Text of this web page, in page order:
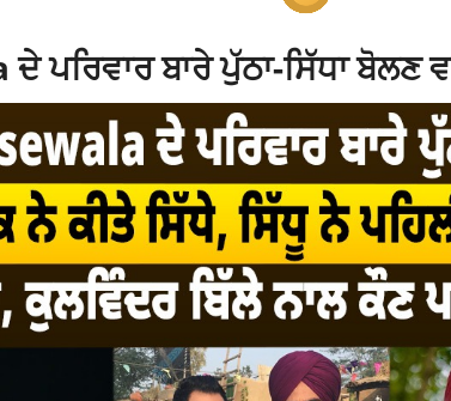
ਪਰਿਵਾਰ ਬਾਰੇ ਪੁੱਠਾ-ਸਿੱਧਾ ਬੋਲਣ